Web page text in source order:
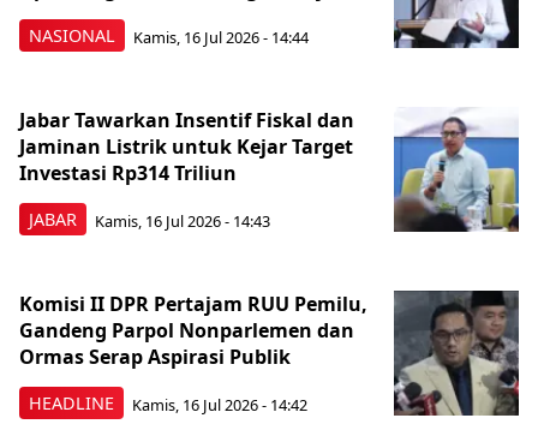
NASIONAL Kamis, 16 Jul 2026 - 14:44
JABAR
Jabar Tawarkan Insentif Fiskal dan
Jaminan Listrik untuk Kejar Target
Investasi Rp314 Triliun
Kamis, 16 Jul 2026 - 14:43
HEADLINE
Komisi II DPR Pertajam RUU Pemilu,
Gandeng Parpol Nonparlemen dan
Ormas Serap Aspirasi Publik
Kamis, 16 Jul 2026 - 14:42